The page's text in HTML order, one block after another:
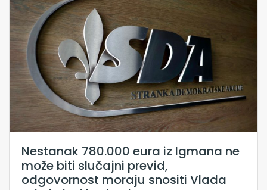
Nestanak 780.000 eura iz Igmana ne
može biti slučajni previd,
odgovornost moraju snositi Vlada